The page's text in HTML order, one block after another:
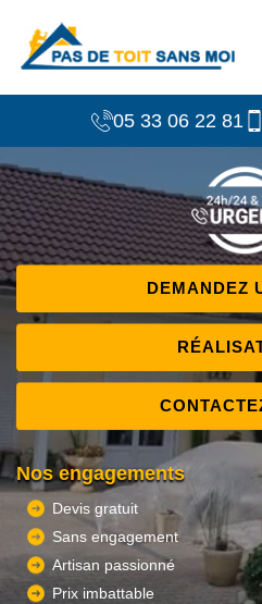
05 33 06 22 81
DEMANDEZ
Nos engagements
Devis gratuit
Sans engagement
Artisan passionné
Prix imbattable